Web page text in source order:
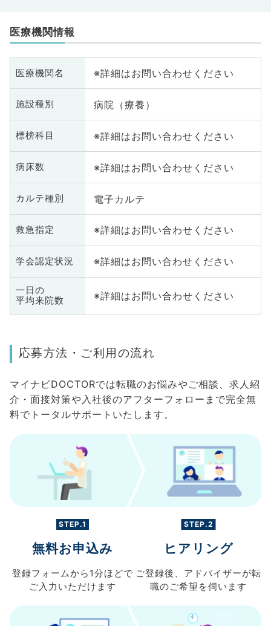
医療機関情報
医療機関名 ※詳細はお問い合わせください
施設種別 病院（療養）
標榜科目 ※詳細はお問い合わせください
病床数 ※詳細はお問い合わせください
カルテ種別 電子カルテ
救急指定 ※詳細はお問い合わせください
学会認定状況 ※詳細はお問い合わせください
一日の
平均来院数
※詳細はお問い合わせください
応募方法・ご利用の流れ
マイナビDOCTORでは転職のお悩みやご相談、求人紹
介・面接対策や入社後のアフターフォローまで完全無
料でトータルサポートいたします。
STEP.1
無料お申込み
登録フォームから 1分ほどで
ご入力 いただけます
STEP.2
ヒアリング
ご登録後、 アドバイザーが転
職のご希望を伺います